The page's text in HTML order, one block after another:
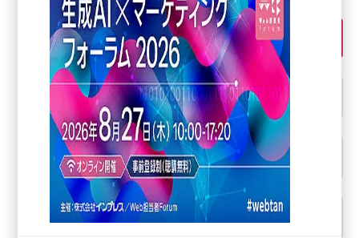
ai (2814)
youtube (2441)
note (2317)
セミナー (2310)
z世代 (1623)
meo (1277)
llmo (1167)
すべて(490)
SEO(28)
マーケティング／広告(175)
(2)